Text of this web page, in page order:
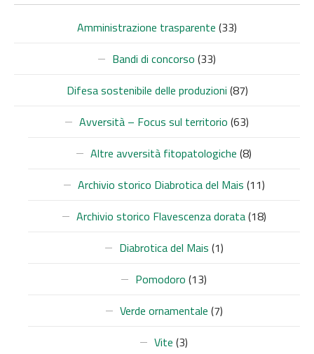
Amministrazione trasparente (33)
Bandi di concorso (33)
Difesa sostenibile delle produzioni (87)
Avversità – Focus sul territorio (63)
Altre avversità fitopatologiche (8)
Archivio storico Diabrotica del Mais (11)
Archivio storico Flavescenza dorata(18)
Diabrotica del Mais (1)
Pomodoro (13)
Verde ornamentale (7)
Vite (3)